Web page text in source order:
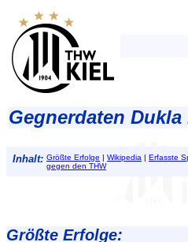
Gegnerdaten
Inhalt: Größte Erfolge | Wikipedia | Erfasste
gegen den THW
Größte Erfolge: